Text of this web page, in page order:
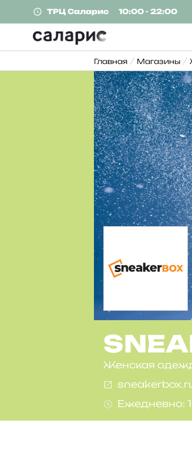
ТРЦ Саларис 10:00 - 22:00
Главная Магазины
Женская
Ежедневно: